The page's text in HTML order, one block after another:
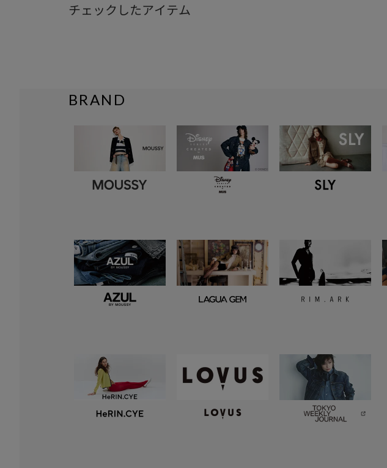
チェックしたアイテム
BRAND